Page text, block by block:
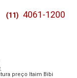
(11) 4061-1200
preço Itaim Bibi